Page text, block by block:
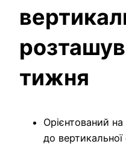
тижня
Орієнтований на
до вертикальної